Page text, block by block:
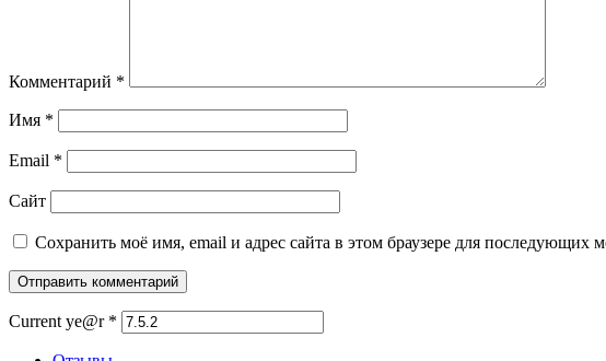
Комментарий *
Имя *
Email *
Сайт
Сохранить моё имя, email и адрес сайта в этом браузере для последующих
Current ye@r *